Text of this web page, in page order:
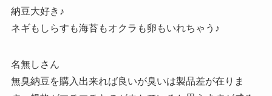
納豆大好き♪
ネギもしらすも海苔もオクラも卵もいれちゃう♪
名無しさん
無臭納豆を購入出来れば良いが臭いは製品差が在りま